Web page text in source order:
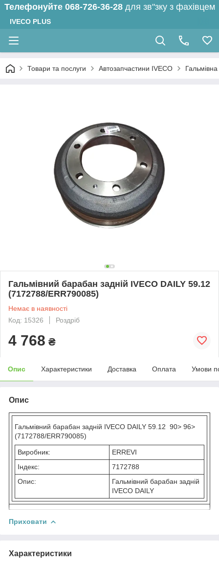
Телефонуйте 068-726-36-28 для зв"зку з фахівцем
IVECO PLUS
Товари та послуги Автозапчастини IVECO
Гальмівний барабан задній IVECO DAILY 59.12
(7172788/ERR790085)
Немає в наявності
Код: 15326
Роздріб
4 768 ₴
Опис Характеристики Доставка Оплата Умови
Опис
Гальмівний барабан задній IVECO DAILY 59.12 90> 96>
(7172788/ERR790085)
Виробник:
ERREVI
Індекс:
7172788
Опис:
Гальмівний барабан задній
IVECO DAILY
Приховати
Характеристики